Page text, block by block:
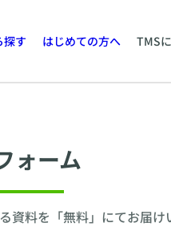
探す はじめての方へ TMS
ォーム
料を「無料」にてお届け